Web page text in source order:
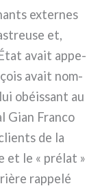
exter­nes
et,
avait appe­
avait nom­
obéis­sant au
Gian Franco
de la
et le « pré­lat »
rap­pe­lé